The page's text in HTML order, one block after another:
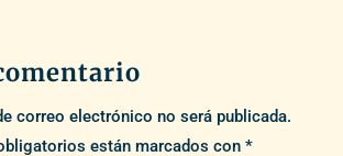
correo electrónico no será publicada.
están marcados con *